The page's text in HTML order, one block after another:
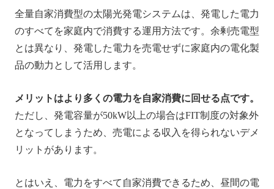
全量自家消費型の太陽光発電システムは、発電した電力
のすべてを家庭内で消費する運用方法です。余剰売電型
とは異なり、発電した電力を売電せずに家庭内の電化製
品の動力として活用します。
メリットはより多くの電力を自家消費に回せる点です。
ただし、発電容量が50kW以上の場合はFIT制度の対象外
となってしまうため、売電による収入を得られないデメ
リットがあります。
とはいえ、電力をすべて自家消費できるため、昼間の電